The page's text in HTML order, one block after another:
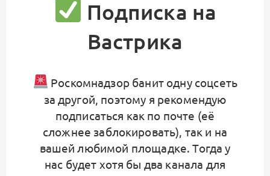
Подписка на
Вастрика
Роскомнадзор банит одну соцсеть
за другой, поэтому я рекомендую
подписаться как по почте (её
сложнее заблокировать), так и на
вашей любимой площадке. Тогда у
нас будет хотя бы два канала для